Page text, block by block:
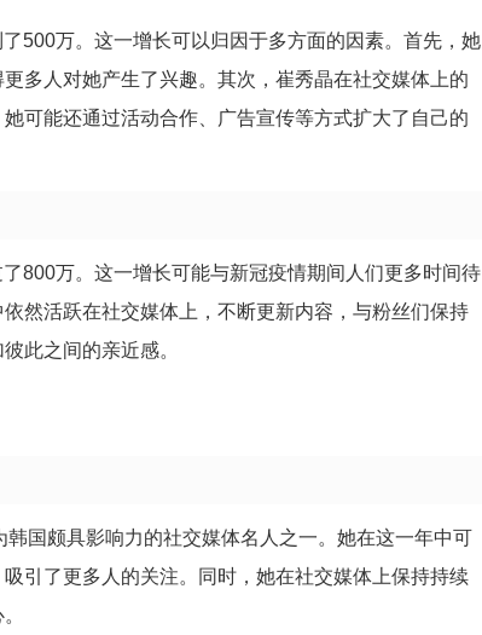
500万。这一增长可以归因于多方面的因素。首先，她
多人对她产生了兴趣。其次，崔秀晶在社交媒体上的
可能还通过活动合作、广告宣传等方式扩大了自己的
800万。这一增长可能与新冠疫情期间人们更多时间待
然活跃在社交媒体上，不断更新内容，与粉丝们保持
此之间的亲近感。
国颇具影响力的社交媒体名人之一。她在这一年中可
引了更多人的关注。同时，她在社交媒体上保持持续